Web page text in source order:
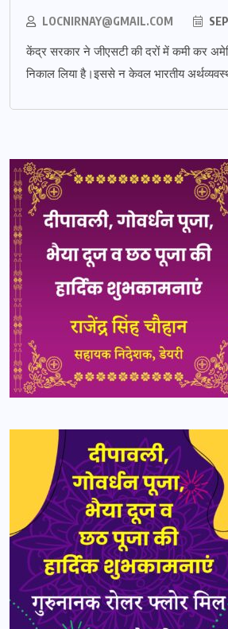
LOCNIRNAY@GMAIL.COM
केंद्र सरकार ने जीएसटी की दरों में कमी कर
निकाल लिया है।इससे न केवल भारतीय